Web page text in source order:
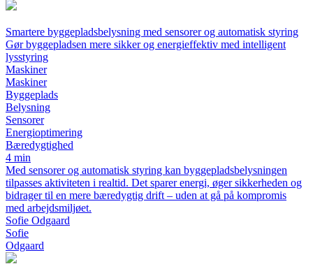
Smartere byggepladsbelysning med sensorer og automatisk styring
Gør byggepladsen mere sikker og energieffektiv med intelligent
lysstyring
Maskiner
Maskiner
Byggeplads
Belysning
Sensorer
Energioptimering
Bæredygtighed
4 min
Med sensorer og automatisk styring kan byggepladsbelysningen
tilpasses aktiviteten i realtid. Det sparer energi, øger sikkerheden og
bidrager til en mere bæredygtig drift – uden at gå på kompromis
med arbejdsmiljøet.
Sofie Odgaard
Sofie
Odgaard